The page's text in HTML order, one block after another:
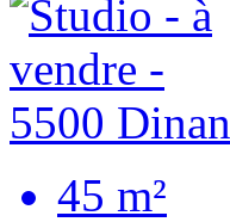
45 m²